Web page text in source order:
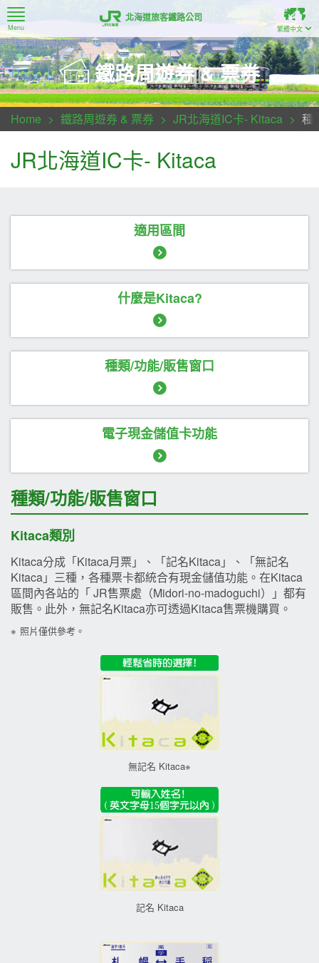
Menu
北海道旅客鐵路公司
繁體中文
鐵路周遊券 & 票券
Home 鐵路周遊券 & 票券 JR北海道IC卡- Kitaca 種
JR北海道IC卡- Kitaca
適用區間
什麼是Kitaca?
種類/功能/販售窗口
電子現金儲值卡功能
種類/功能/販售窗口
Kitaca類別
Kitaca分成「Kitaca月票」、「記名Kitaca」、「無記名
Kitaca」三種，各種票卡都統合有現金儲值功能。在Kitaca
區間內各站的「 JR售票處（Midori-no-madoguchi）」都有
販售。此外，無記名Kitaca亦可透過Kitaca售票機購買。
※ 照片僅供參考。
無記名 Kitaca※
記名 Kitaca